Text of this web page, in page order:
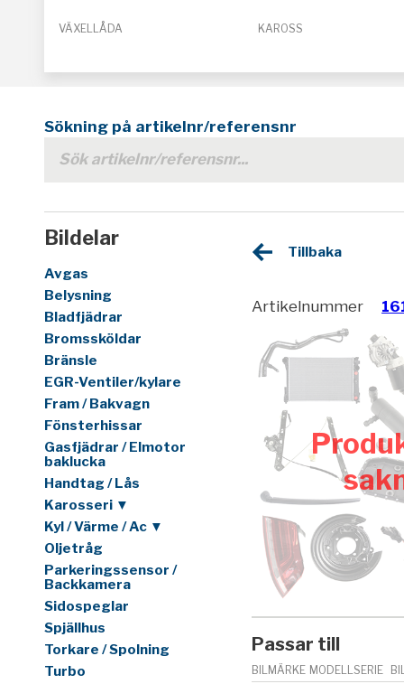
VÄXELLÅDA KAROSS
Sökning på artikelnr/referensnr
Bildelar
Avgas
Belysning
Bladfjädrar
Bromssköldar
Bränsle
EGR-Ventiler/kylare
Fram / Bakvagn
Fönsterhissar
Gasfjädrar / Elmotor
baklucka
Handtag / Lås
Karosseri ▼
Kyl / Värme / Ac ▼
Oljetråg
Parkeringssensor /
Backkamera
Sidospeglar
Spjällhus
Torkare / Spolning
Turbo
Tillbaka
Artikelnummer
Passar till
BILMÄRKE MODELLSERIE